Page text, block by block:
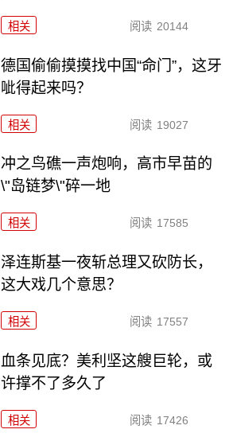
相关 阅读 20144
德国偷偷摸摸找中国“命门”，这牙
呲得起来吗？
相关 阅读 19027
冲之鸟礁一声炮响，高市早苗的
\"岛链梦\"碎一地
相关 阅读 17585
泽连斯基一夜斩总理又砍防长，
这大戏几个意思？
相关 阅读 17557
血条见底？美利坚这艘巨轮，或
许撑不了多久了
相关 阅读 17426